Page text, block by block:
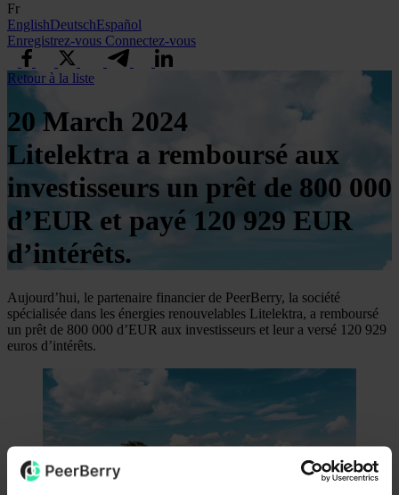
Fr
EnglishDeutschEspañol
Enregistrez-vous Connectez-vous
Retour à la liste
20 March 2024
Litelektra a remboursé aux
investisseurs un prêt de 800 000
d’EUR et payé 120 929 EUR
d’intérêts.
Aujourd’hui, le partenaire financier de PeerBerry, la société
spécialisée dans les énergies renouvelables Litelektra, a remboursé
un prêt de 800 000 d’EUR aux investisseurs et leur a versé 120 929
euros d’intérêts.